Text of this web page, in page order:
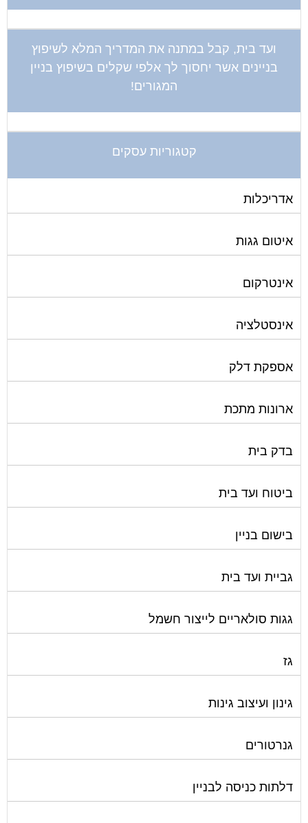
ועד בית, קבל במתנה את המדריך המלא לשיפוץ
בניינים אשר יחסוך לך אלפי שקלים בשיפוץ בניין
המגורים!
קטגוריות עסקים
אדריכלות
איטום גגות
אינטרקום
אינסטלציה
אספקת דלק
ארונות מתכת
בדק בית
ביטוח ועד בית
בישום בניין
גביית ועד בית
גגות סולאריים לייצור חשמל
גז
גינון ועיצוב גינות
גנרטורים
דלתות כניסה לבניין